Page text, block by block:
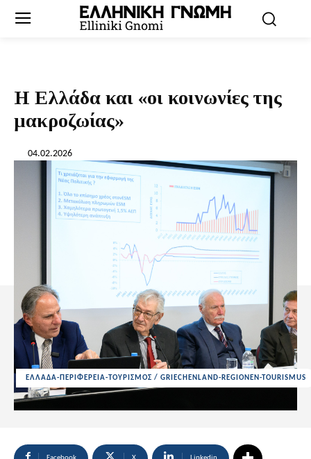
Η Ελλάδα και «οι κοινωνίες της
μακροζωίας»
04.02.2026
ΕΛΛΑΔΑ-ΠΕΡΙΦΕΡΕΙΑ-ΤΟΥΡΙΣΜΟΣ / GRIECHENLAND-REGIONEN-TOURISMUS